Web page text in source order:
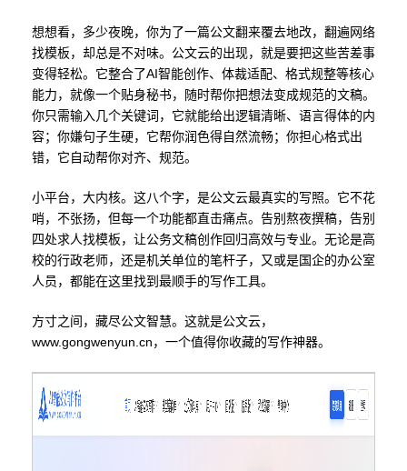
想想看，多少夜晚，你为了一篇公文翻来覆去地改，翻遍网络
找模板，却总是不对味。公文云的出现，就是要把这些苦差事
变得轻松。它整合了AI智能创作、体裁适配、格式规整等核心
能力，就像一个贴身秘书，随时帮你把想法变成规范的文稿。
你只需输入几个关键词，它就能给出逻辑清晰、语言得体的内
容；你嫌句子生硬，它帮你润色得自然流畅；你担心格式出
错，它自动帮你对齐、规范。
小平台，大内核。这八个字，是公文云最真实的写照。它不花
哨，不张扬，但每一个功能都直击痛点。告别熬夜撰稿，告别
四处求人找模板，让公务文稿创作回归高效与专业。无论是高
校的行政老师，还是机关单位的笔杆子，又或是国企的办公室
人员，都能在这里找到最顺手的写作工具。
方寸之间，藏尽公文智慧。这就是公文云，
www.gongwenyun.cn，一个值得你收藏的写作神器。